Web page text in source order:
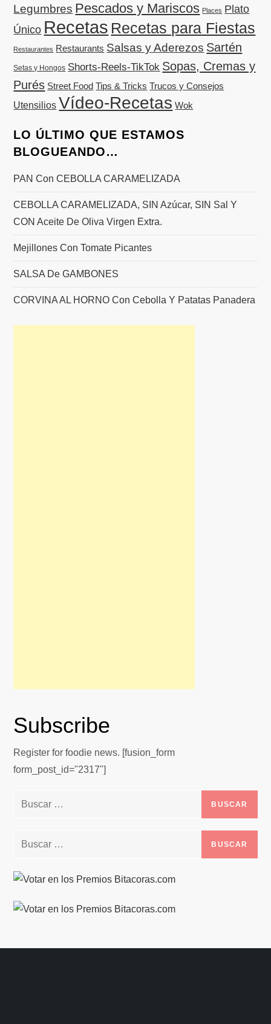
Legumbres Pescados y Mariscos Places Plato
Único Recetas Recetas para Fiestas
Restaurantes Restaurants Salsas y Aderezos Sartén
Setas y Hongos Shorts-Reels-TikTok Sopas, Cremas y
Purés Street Food Tips & Tricks Trucos y Consejos
Utensilios Vídeo-Recetas Wok
LO ÚLTIMO QUE ESTAMOS
BLOGUEANDO…
PAN Con CEBOLLA CARAMELIZADA
CEBOLLA CARAMELIZADA, SIN Azúcar, SIN Sal Y
CON Aceite De Oliva Virgen Extra.
Mejillones Con Tomate Picantes
SALSA De GAMBONES
CORVINA AL HORNO Con Cebolla Y Patatas Panadera
Subscribe
Register for foodie news. [fusion_form
form_post_id="2317"]
Buscar:
Buscar: